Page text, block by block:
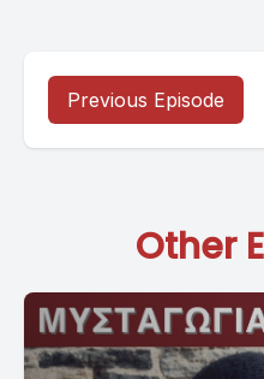
Previous Episode
Other